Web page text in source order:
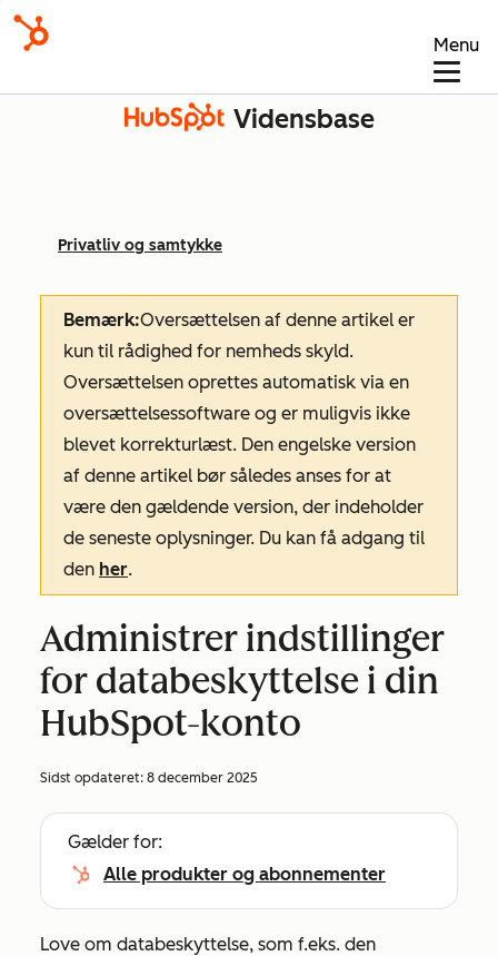
Menu
Vidensbase
Privatliv og samtykke
Bemærk:Oversættelsen af denne artikel er
kun til rådighed for nemheds skyld.
Oversættelsen oprettes automatisk via en
oversættelsessoftware og er muligvis ikke
blevet korrekturlæst. Den engelske version
af denne artikel bør således anses for at
være den gældende version, der indeholder
de seneste oplysninger. Du kan få adgang til
den her.
Administrer indstillinger
for databeskyttelse i din
HubSpot-konto
Sidst opdateret: 8 december 2025
Gælder for:
Alle produkter og abonnementer
Love om databeskyttelse, som f.eks. den